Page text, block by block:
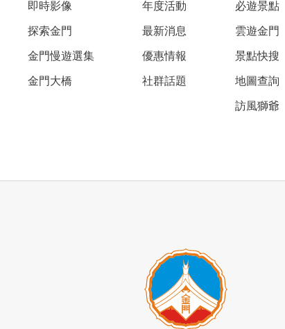
即時影像
探索金門
金門慢遊選集
金門大橋
年度活動
最新消息
優惠情報
社群話題
必遊景點
雲遊金門
景點快搜
地圖查詢
訪風獅爺